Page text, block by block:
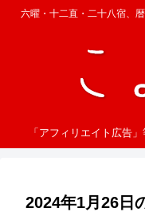
六曜・十二直・二十八宿、
「アフィリエイト広告
2024年1月26日